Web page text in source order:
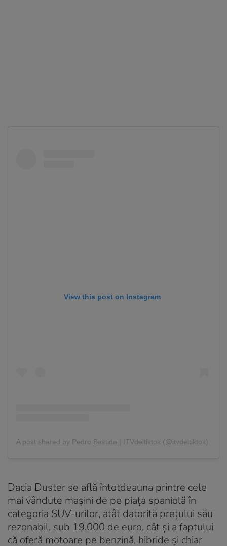
View this post on Instagram
A post shared by Pedro Bastida | ITVdeltiktok (@itvdeltiktok)
Dacia Duster se află întotdeauna printre cele
mai vândute mașini de pe piața spaniolă în
categoria SUV-urilor, atât datorită prețului său
rezonabil, sub 19.000 de euro, cât și a faptului
că oferă motoare pe benzină, hibride și chiar